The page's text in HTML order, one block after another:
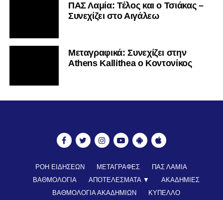
ΠΑΣ Λαμία: Τέλος και ο Τσιάκας –
Συνεχίζει στο Αιγάλεω
Mεταγραφικά: Συνεχίζει στην
Athens Kallithea ο Κοντονίκος
ΡΟΗ ΕΙΔΗΣΕΩΝ ΜΕΤΑΓΡΑΦΕΣ
ΠΑΣ ΛΑΜΙΑ
ΒΑΘΜΟΛΟΓΙΑ
ΑΠΟΤΕΛΕΣΜΑΤΑ ▼
ΑΚΑΔΗΜΙΕΣ
ΒΑΘΜΟΛΟΓΙΑ ΑΚΑΔΗΜΙΩΝ
ΚΥΠΕΛΛΟ